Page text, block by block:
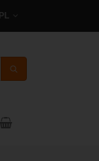
PL